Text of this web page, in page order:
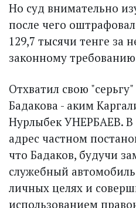
Но суд внимательно
после чего
129,7 тысячи тенге за
законному
Отхватил свою
Бадакова - аким
Нурлыбек УНЕРБАЕВ. В
адрес частном
что Бадаков, будучи
служебный
личных целях и
использованием